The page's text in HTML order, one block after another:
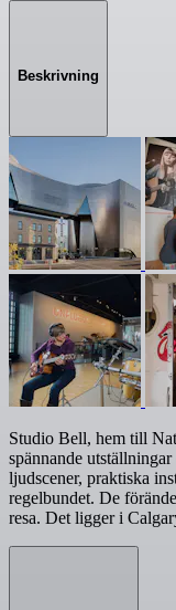
Beskrivning
Studio Bell, hem till
spännande
ljudscener, praktiska
regelbundet. De
resa. Det ligger i